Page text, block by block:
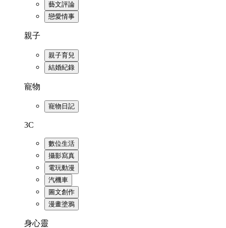
藝文評論
戀愛情事
親子
親子育兒
結婚紀錄
寵物
寵物日記
3C
數位生活
攝影寫真
電玩動漫
汽機車
圖文創作
漫畫塗鴉
身心靈